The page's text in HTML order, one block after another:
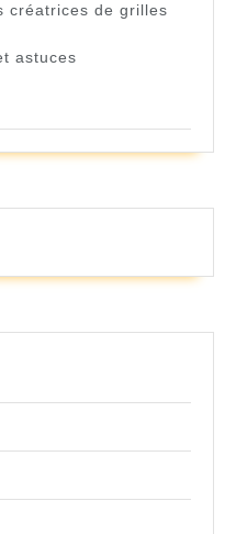
créatrices de grilles
astuces